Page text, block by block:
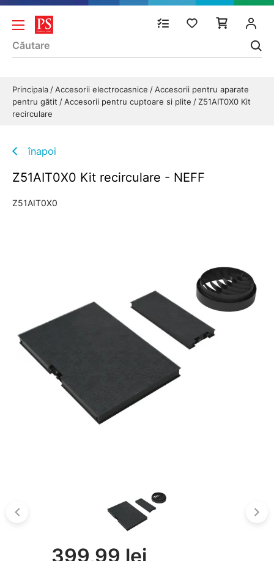
Principala Accesorii electrocasnice
Accesorii pentru aparate
pentru gătit
Accesorii pentru cuptoare si plite
Z51AIT0X0 Kit
recirculare
înapoi
Z51AIT0X0 Kit recirculare - NEFF
Z51AIT0X0
399,99 lei